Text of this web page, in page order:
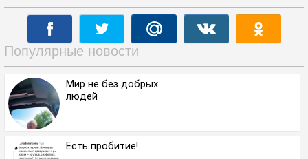
Популярные новости
Мир не без добрых
людей
Есть пробитие!